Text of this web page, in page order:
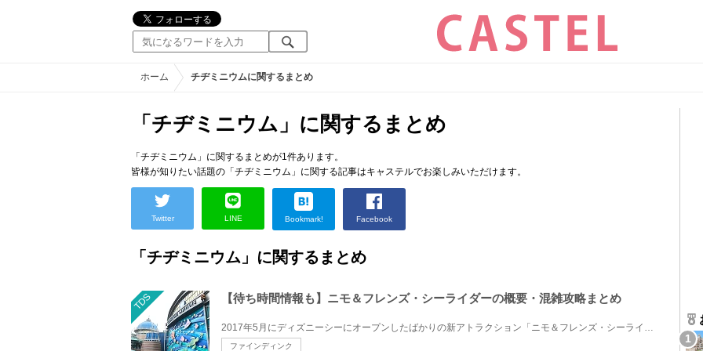
ホーム チヂミニウムに関するまとめ
「チヂミニウム」に関するまとめ
「チヂミニウム」に関するまとめが1件あります。
皆様が知りたい話題の「チヂミニウム」に関する記事はキャステルでお楽しみいただけます。
Twitter LINE Bookmark! Facebook
「チヂミニウム」に関するまとめ
TDS 【待ち時間情報も】ニモ＆フレンズ・シーライダーの概要・混雑攻略まとめ
2017年5月にディズニーシーにオープンしたばかりの新アトラクション「ニモ＆フレンズ・シーライダー」を...
ファインディンク